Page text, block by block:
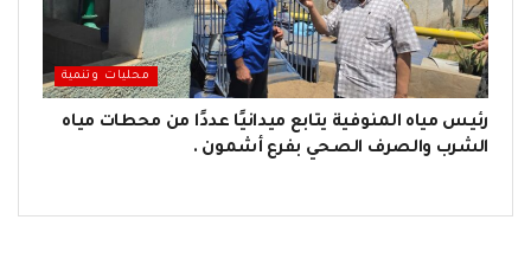
محليات وتنمية
رئيس مياه المنوفية يتابع ميدانيًا عددًا من محطات مياه
الشرب والصرف الصحي بفرع أشمون .